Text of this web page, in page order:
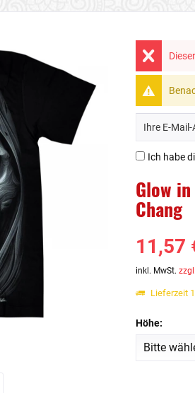
Ich habe
Glow
Chang
11,57
inkl. MwSt.
Lieferzeit
Höhe: